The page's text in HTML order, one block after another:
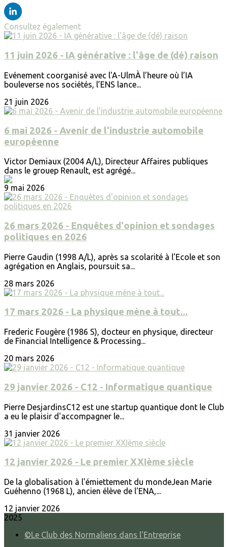
Consultez également
11 juin 2026 - IA générative : l'âge de (dé) raison
Evénement coorganisé avec l'A-UlmÀ l’heure où l’IA
bouleverse nos sociétés, l’ENS lance...
21 juin 2026
6 mai 2026 - Avenir de l'industrie automobile
européenne
Victor Demiaux (2004 A/L), Directeur Affaires publiques
dans le grouep Renault, est agrégé...
9 mai 2026
26 mars 2026 - Enquêtes d'opinion et sondages
politiques en 2026
Pierre Gaudin (1998 A/L), après sa scolarité à l'Ecole et son
agrégation en Anglais, poursuit sa...
28 mars 2026
17 mars 2026 - La physique mène à tout...
Frederic Fougère (1986 S), docteur en physique, directeur
de Financial Intelligence & Processing...
20 mars 2026
29 janvier 2026 - C12 - Informatique quantique
Pierre DesjardinsC12 est une startup quantique dont le Club
a eu le plaisir d'accompagner le...
31 janvier 2026
12 janvier 2026 - Le premier XXIème siècle
De la globalisation à l'émiettement du mondeJean Marie
Guéhenno (1968 L), ancien élève de l'ENA,...
12 janvier 2026
2025
©Le Club des Normaliens dans l'Entreprise